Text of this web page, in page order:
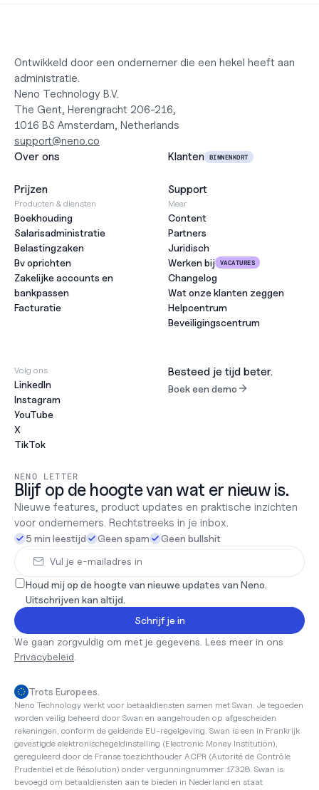
Ontwikkeld door een ondernemer die een hekel heeft aan
administratie.
Neno Technology B.V.
The Gent, Herengracht 206-216,
1016 BS Amsterdam, Netherlands
support@neno.co
Over ons
Klanten BINNENKORT
Prijzen Support
Producten & diensten
Boekhouding
Salarisadministratie
Belastingzaken
Bv oprichten
Zakelijke accounts en
bankpassen
Facturatie
Meer
Content
Partners
Juridisch
Werken bij
VACATURES
Changelog
Wat onze klanten zeggen
Helpcentrum
Beveiligingscentrum
Volg ons
LinkedIn
Instagram
YouTube
X
TikTok
Besteed je tijd beter.
Boek een demo
NENO LETTER
Blijf op de hoogte van wat er nieuw is.
Nieuwe features, product updates en praktische inzichten
voor ondernemers. Rechtstreeks in je inbox.
5 min leestijd Geen spam Geen bullshit
Schrijf je in
Houd mij op de hoogte van nieuwe updates van Neno.
Uitschrijven kan altijd.
Privacybeleid
Trots Europees.
Neno Technology werkt voor betaaldiensten samen met Swan. Je tegoeden
worden veilig beheerd door Swan en aangehouden op afgescheiden
rekeningen, conform de geldende EU-regelgeving. Swan is een in Frankrijk
gevestigde elektronischegeldinstelling (Electronic Money Institution),
gereguleerd door de Franse toezichthouder ACPR (Autorité de Contrôle
Prudentiel et de Résolution) onder vergunningnummer 17328. Swan is
bevoegd om betaaldiensten aan te bieden in Nederland en staat